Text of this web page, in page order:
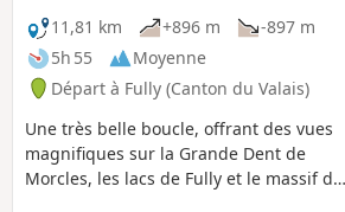
11,81 km
+896 m
-897 m
5h 55
Moyenne
Départ à Fully (Canton du Valais)
Une très belle boucle, offrant des vues
magnifiques sur la Grande Dent de
Morcles, les lacs de Fully et le massif du